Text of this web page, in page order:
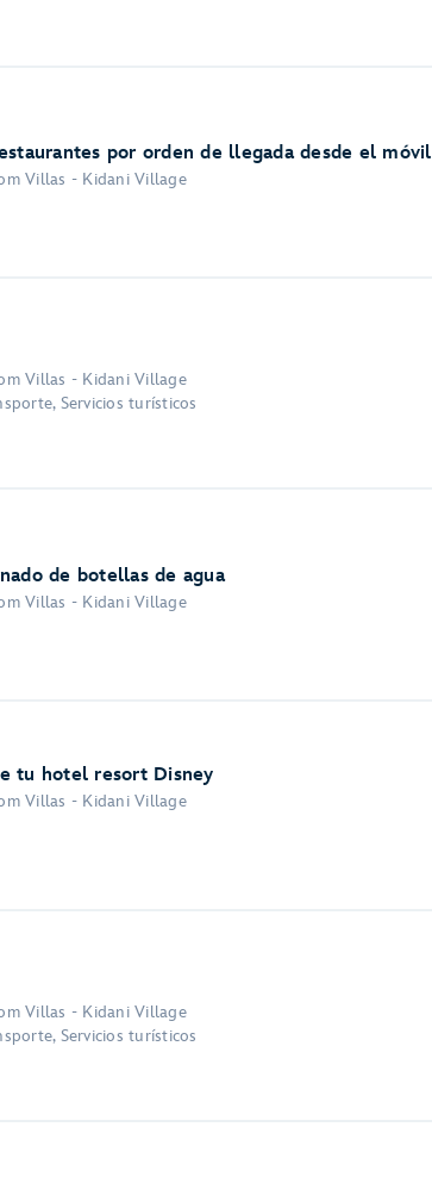
por orden de llegada desde el móvil
Villas - Kidani Village
Villas - Kidani Village
Servicios turísticos
de botellas de agua
Villas - Kidani Village
tu hotel resort Disney
Villas - Kidani Village
Villas - Kidani Village
Servicios turísticos